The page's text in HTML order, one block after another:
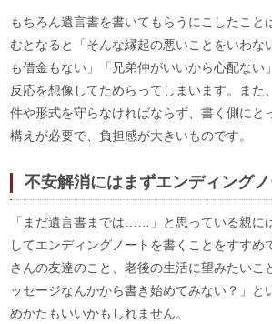
もちろん遺言書を書いてもらうにこしたこと
むとなると「そんな縁起の悪いことをいわな
も借金もない」「兄弟仲がいいから心配な
反応を想像してためらってしまいます。また
件や形式を守らなければならず、書く側にと
構えが必要で、負担感が大きいものです。
不安解消にはまずエンディング
「まだ遺言書までは……」と思っている親に
してエンディングノートを書くことをすすめ
さんの友達のこと、老後の生活に望みたいこ
ッセージなんかから書き始めてみない？」と
めかたもいいかもしれません。